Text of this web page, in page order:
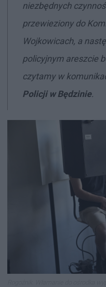
niezbędnych
przewieziony do
Wojkowicach, a
policyjnym areszcie
czytamy w
Policji w Będzinie.